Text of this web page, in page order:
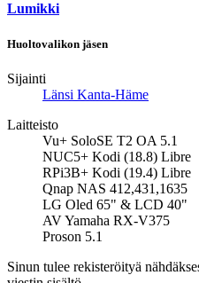
Lumikki
Huoltovalikon jäsen
Sijainti
Länsi Kanta-Häme
Laitteisto
Vu+ SoloSE T2 OA 5.1
NUC5+ Kodi (18.8) Libre
RPi3B+ Kodi (19.4) Libre
Qnap NAS 412,431,1635
LG Oled 65" & LCD 40"
AV Yamaha RX-V375
Proson 5.1
Sinun tulee rekisteröityä